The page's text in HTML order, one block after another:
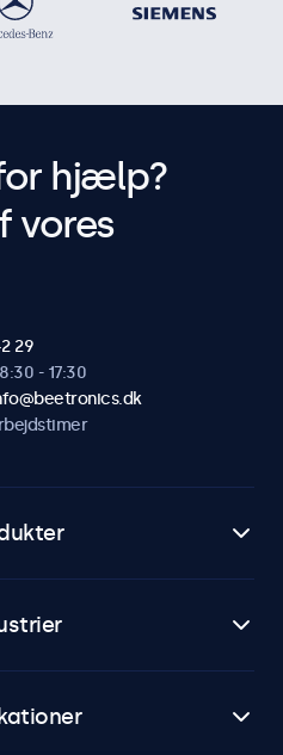
hjælp?
vores
29
- 17:30